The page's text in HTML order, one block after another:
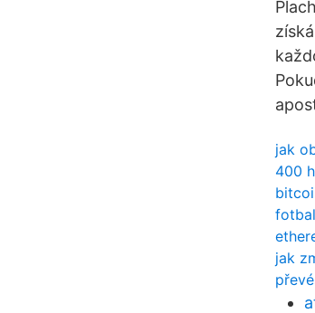
jak
400
jak